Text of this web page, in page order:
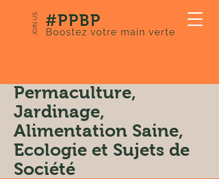
JOIN US
Permaculture,
Jardinage,
Alimentation Saine,
Ecologie et Sujets de
Société